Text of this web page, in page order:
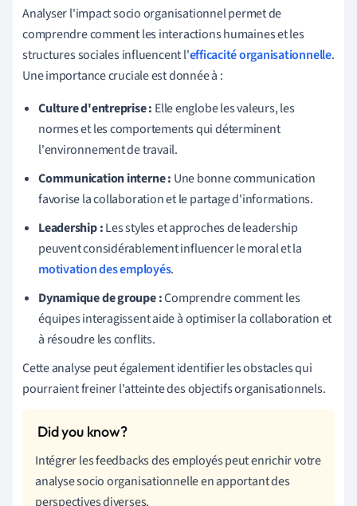
Analyser l'impact socio organisationnel permet de
comprendre comment les interactions humaines et les
structures sociales influencent l'efficacité organisationnelle.
Une importance cruciale est donnée à :
Culture d'entreprise : Elle englobe les valeurs, les
normes et les comportements qui déterminent
l'environnement de travail.
Communication interne : Une bonne communication
favorise la collaboration et le partage d'informations.
Leadership :Les styles et approches de leadership
peuvent considérablement influencer le moral et la
motivation des employés.
Dynamique de groupe :Comprendre comment les
équipes interagissent aide à optimiser la collaboration et
à résoudre les conflits.
Cette analyse peut également identifier les obstacles qui
pourraient freiner l'atteinte des objectifs organisationnels.
Intégrer les feedbacks des employés peut enrichir votre
analyse socio organisationnelle en apportant des
perspectives diverses.